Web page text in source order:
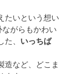
たいという想い
ながらもかわい
、 いっちば
造など、どこま